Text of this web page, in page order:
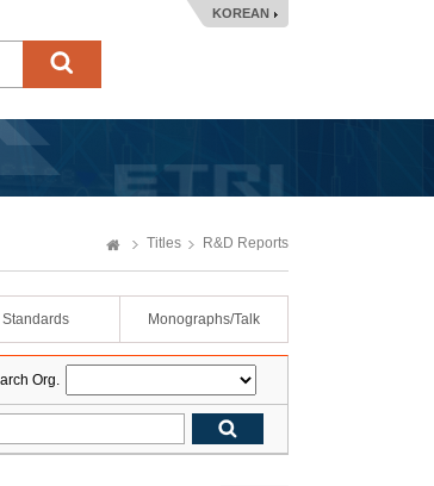
KOREAN
Titles R&D Reports
Standards Monographs/Talk
Org.